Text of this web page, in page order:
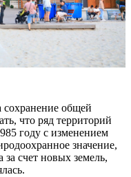
сохранение общей
что ряд территорий
году с изменением
значение,
счет новых земель,